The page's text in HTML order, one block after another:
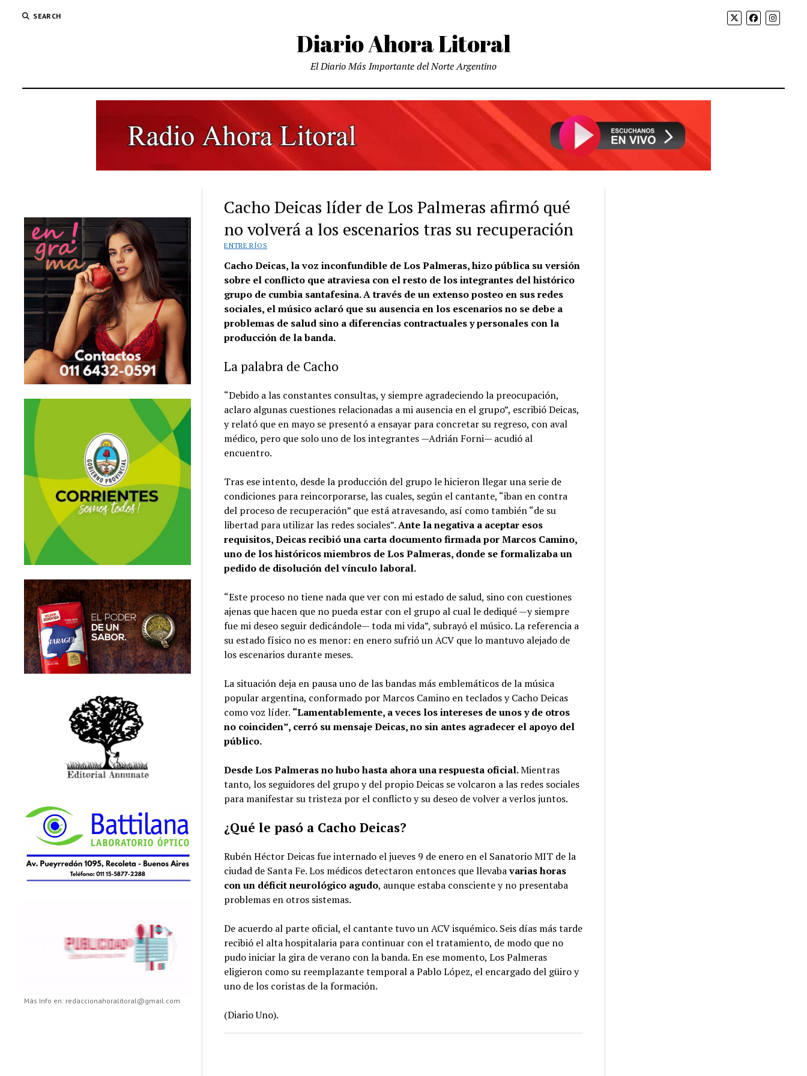
SEARCH
Diario Ahora Litoral
El Diario Más Importante del Norte Argentino
Más Info en: redaccionahoralitoral@gmail.com
Cacho Deicas líder de Los Palmeras afirmó qué
no volverá a los escenarios tras su recuperación
ENTRE RÍOS
Cacho Deicas, la voz inconfundible de Los Palmeras, hizo pública su versión
sobre el conflicto que atraviesa con el resto de los integrantes del histórico
grupo de cumbia santafesina. A través de un extenso posteo en sus redes
sociales, el músico aclaró que su ausencia en los escenarios no se debe a
problemas de salud sino a diferencias contractuales y personales con la
producción de la banda.
La palabra de Cacho
“Debido a las constantes consultas, y siempre agradeciendo la preocupación,
aclaro algunas cuestiones relacionadas a mi ausencia en el grupo”, escribió Deicas,
y relató que en mayo se presentó a ensayar para concretar su regreso, con aval
médico, pero que solo uno de los integrantes —Adrián Forni— acudió al
encuentro.
Tras ese intento, desde la producción del grupo le hicieron llegar una serie de
condiciones para reincorporarse, las cuales, según el cantante, “iban en contra
del proceso de recuperación” que está atravesando, así como también “de su
libertad para utilizar las redes sociales”.Ante la negativa a aceptar esos
requisitos, Deicas recibió una carta documento firmada por Marcos Camino,
uno de los históricos miembros de Los Palmeras, donde se formalizaba un
pedido de disolución del vínculo laboral.
“Este proceso no tiene nada que ver con mi estado de salud, sino con cuestiones
ajenas que hacen que no pueda estar con el grupo al cual le dediqué —y siempre
fue mi deseo seguir dedicándole— toda mi vida”, subrayó el músico. La referencia a
su estado físico no es menor: en enero sufrió un ACV que lo mantuvo alejado de
los escenarios durante meses.
La situación deja en pausa uno de las bandas más emblemáticos de la música
popular argentina, conformado por Marcos Camino en teclados y Cacho Deicas
como voz líder. “Lamentablemente, a veces los intereses de unos y de otros
no coinciden”, cerró su mensaje Deicas, no sin antes agradecer el apoyo del
público.
Desde Los Palmeras no hubo hasta ahora una respuesta oficial.Mientras
tanto, los seguidores del grupo y del propio Deicas se volcaron a las redes sociales
para manifestar su tristeza por el conflicto y su deseo de volver a verlos juntos.
¿Qué le pasó a Cacho Deicas?
Rubén Héctor Deicas fue internado el jueves 9 de enero en el Sanatorio MIT de la
ciudad de Santa Fe. Los médicos detectaron entonces que llevabavarias horas
con un déficit neurológico agudo, aunque estaba consciente y no presentaba
problemas en otros sistemas.
De acuerdo al parte oficial, el cantante tuvo un ACV isquémico. Seis días más tarde
recibió el alta hospitalaria para continuar con el tratamiento, de modo que no
pudo iniciar la gira de verano con la banda. En ese momento, Los Palmeras
eligieron como su reemplazante temporal a Pablo López, el encargado del güiro y
uno de los coristas de la formación.
(Diario Uno).